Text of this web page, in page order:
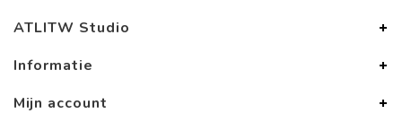
ATLITW Studio
Informatie
Mijn account